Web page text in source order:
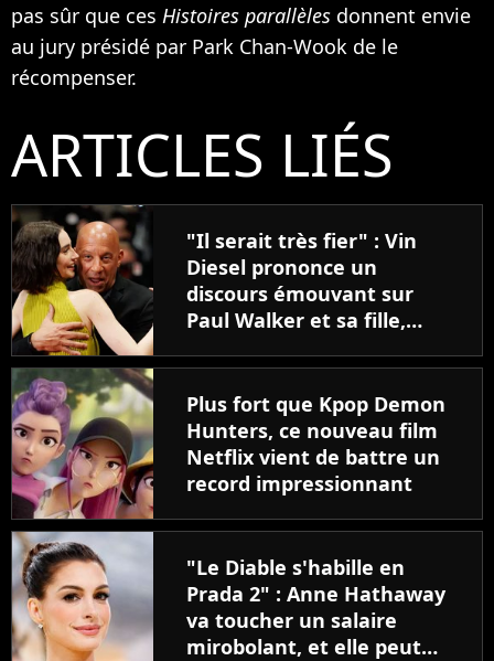
pas sûr que ces Histoires parallèles donnent envie
au jury présidé par Park Chan-Wook de le
récompenser.
ARTICLES LIÉS
"Il serait très fier" : Vin
Diesel prononce un
discours émouvant sur
Paul Walker et sa fille,
de Fast & Furious
Plus fort que Kpop Demon
Hunters, ce nouveau film
Netflix vient de battre un
record impressionnant
"Le Diable s'habille en
Prada 2" : Anne Hathaway
va toucher un salaire
mirobolant, et elle peut